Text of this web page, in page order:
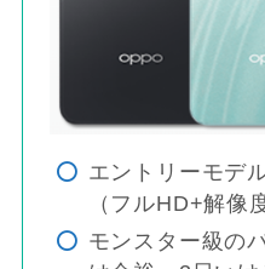
エントリーモデ
（フルHD+解像
モンスター級の